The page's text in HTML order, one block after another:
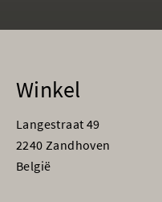
Winkel
Langestraat 49
2240 Zandhoven
België